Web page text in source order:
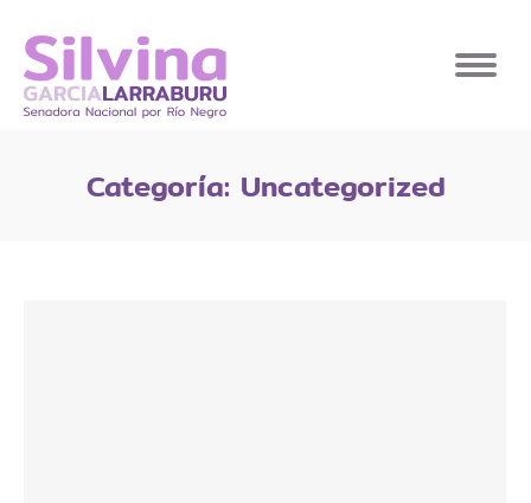
Categoría: Uncategorized